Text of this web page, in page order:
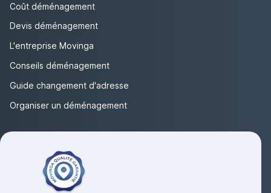
Coût déménagement
Devis déménagement
L'entreprise Movinga
Conseils déménagement
Guide changement d'adresse
Organiser un déménagement